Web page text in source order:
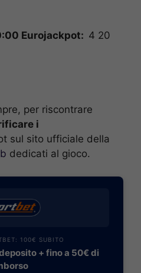
Eurojackpot: 4 20
per riscontrare
i
sul sito ufficiale della
dedicati al gioco.
100€ SUBITO
+ fino a 50€ di